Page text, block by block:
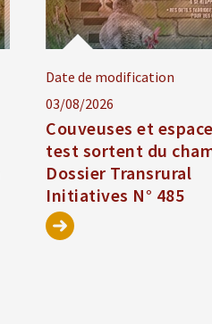
Date de modification
03/08/2026
Couveuses et
test sortent du
Dossier Transrural
Initiatives N° 485